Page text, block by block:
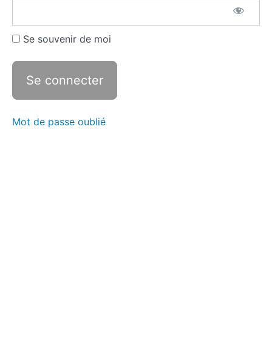
Course
Overview
Se souvenir de moi
Mot de passe oublié